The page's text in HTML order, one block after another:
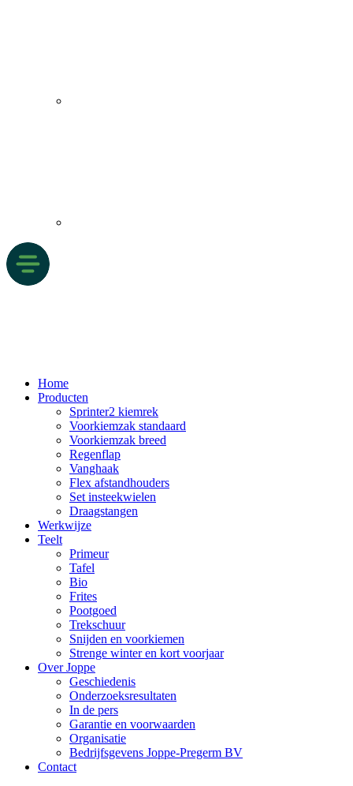
Home
Producten
Sprinter2 kiemrek
Voorkiemzak standaard
Voorkiemzak breed
Regenflap
Vanghaak
Flex afstandhouders
Set insteekwielen
Draagstangen
Werkwijze
Teelt
Primeur
Tafel
Bio
Frites
Pootgoed
Trekschuur
Snijden en voorkiemen
Strenge winter en kort voorjaar
Over Joppe
Geschiedenis
Onderzoeksresultaten
In de pers
Garantie en voorwaarden
Organisatie
Bedrijfsgevens Joppe-Pregerm BV
Contact